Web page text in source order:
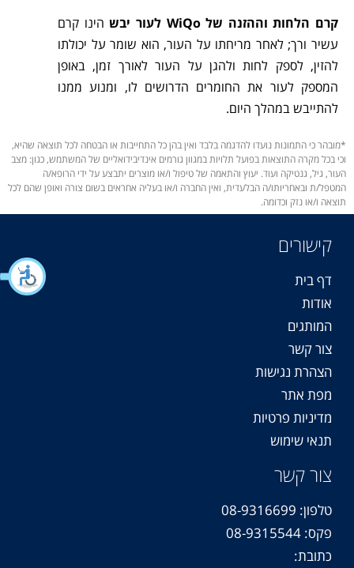
קרם הלחות וההזנה של WiQo לעור יבש
הינו קרם
עשיר ורך; לאחר מריחתו על העור, הוא שומר על יכולתו
להזין, לספק לחות ולהגן על העור לאורך זמן, באופן
המספק לעור את החומרים הדרושים לו, ומנוע ממנו
להתייבש במהלך היום.
*מובהר כי התמונות נועדו להדגמה בלבד ואין בהן כל התחייבות או הבטחה לכל תוצאה שהיא,
וכי בכל מקרה התוצאות בפועל תלויות במגוון גורמים אינדיבידואליים של המשתמש, כגון: מצב
העור, גיל, גנטיקה ועוד. יעוץ והתאמה של טיפול ו/או מוצרים יתבצע על ידי הרופא/ה
המטפל/ת ובאחריותו/ה הבלעדית, ואין החברה ו/או בעליה אחראים בשום צורה ואופן שהם לכל
תוצאה ו/או נזק וכדומה.
קישורים
דף בית
אודות
המותגים
צור קשר
הצהרת נגישות
מפת אתר
מדיניות פרטיות
תנאי שימוש
צור קשר
טלפון: 08-9316699
פקס: 08-9315544
כתובת: